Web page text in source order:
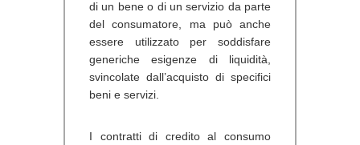
di un bene o di un servizio da parte
del consumatore, ma può anche
essere utilizzato per soddisfare
generiche esigenze di liquidità,
svincolate dall’acquisto di specifici
beni e servizi.
I contratti di credito al consumo